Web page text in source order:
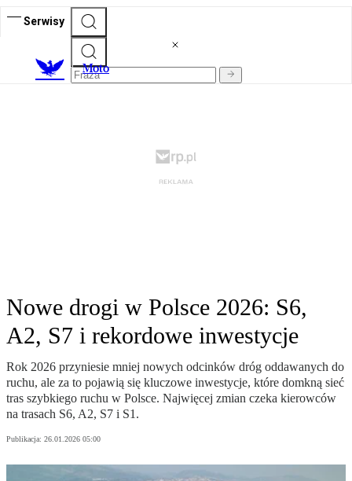
Serwisy
Moto
Nowe drogi w Polsce 2026: S6,
A2, S7 i rekordowe inwestycje
Rok 2026 przyniesie mniej nowych odcinków dróg oddawanych do
ruchu, ale za to pojawią się kluczowe inwestycje, które domkną sieć
tras szybkiego ruchu w Polsce. Najwięcej zmian czeka kierowców
na trasach S6, A2, S7 i S1.
Publikacja: 26.01.2026 05:00